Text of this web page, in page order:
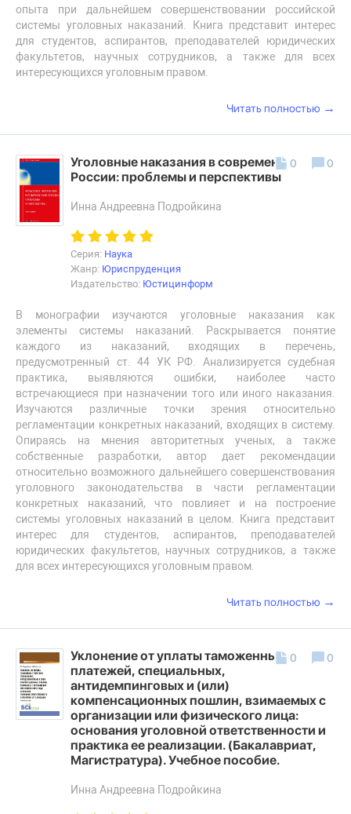
опыта при дальнейшем совершенствовании российской
системы уголовных наказаний. Книга представит интерес
для студентов, аспирантов, преподавателей юридических
факультетов, научных сотрудников, а также для всех
интересующихся уголовным правом.
Читать полностью →
Уголовные наказания в современной
России: проблемы и перспективы
Инна Андреевна Подройкина
Серия: Наука
Жанр: Юриспруденция
Издательство: Юстицинформ
В монографии изучаются уголовные наказания как
элементы системы наказаний. Раскрывается понятие
каждого из наказаний, входящих в перечень,
предусмотренный ст. 44 УК РФ. Анализируется судебная
практика, выявляются ошибки, наиболее часто
встречающиеся при назначении того или иного наказания.
Изучаются различные точки зрения относительно
регламентации конкретных наказаний, входящих в систему.
Опираясь на мнения авторитетных ученых, а также
собственные разработки, автор дает рекомендации
относительно возможного дальнейшего совершенствования
уголовного законодательства в части регламентации
конкретных наказаний, что повлияет и на построение
системы уголовных наказаний в целом. Книга представит
интерес для студентов, аспирантов, преподавателей
юридических факультетов, научных сотрудников, а также
для всех интересующихся уголовным правом.
0 0
Читать полностью →
Уклонение от уплаты таможенных
платежей, специальных,
антидемпинговых и (или)
компенсационных пошлин, взимаемых с
организации или физического лица:
основания уголовной ответственности и
практика ее реализации. (Бакалавриат,
Магистратура). Учебное пособие.
Инна Андреевна Подройкина
0 0